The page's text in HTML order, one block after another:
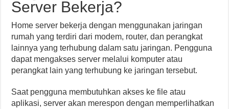
Server Bekerja?
Home server bekerja dengan menggunakan jaringan
rumah yang terdiri dari modem, router, dan perangkat
lainnya yang terhubung dalam satu jaringan. Pengguna
dapat mengakses server melalui komputer atau
perangkat lain yang terhubung ke jaringan tersebut.
Saat pengguna membutuhkan akses ke file atau
aplikasi, server akan merespon dengan memperlihatkan